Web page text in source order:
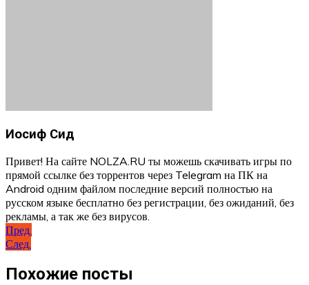
Иосиф Сид
Привет! На сайте NOLZA.RU ты можешь скачивать игры по
прямой ссылке без торрентов через Telegram на ПК на
Android одним файлом последние версий полностью на
русском языке бесплатно без регистрации, без ожиданий, без
рекламы, а так же без вирусов.
Навигация
по
записям
Пред.
След.
Похожие посты